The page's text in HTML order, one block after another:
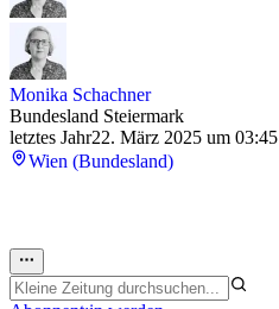
Monika Schachner
Bundesland Steiermark
letztes Jahr22. März 2025 um 03:45
Wien (Bundesland)